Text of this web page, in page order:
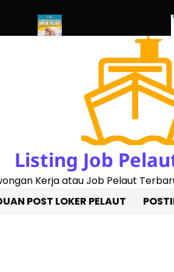
Listing Job
Kerja atau Job Pelaut
POST LOKER PELAUT